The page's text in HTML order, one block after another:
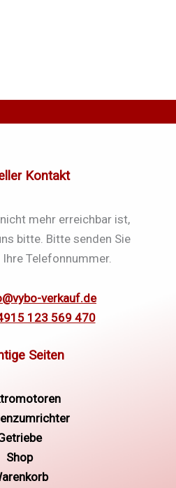
Kontakt
mehr erreichbar ist,
bitte. Bitte senden Sie
Ihre Telefonnummer.
verkauf.de
123 569 470
Shop